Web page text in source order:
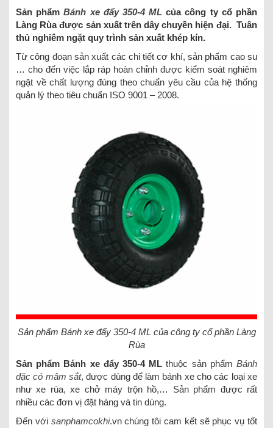
Sản phẩmBánh xe đẩy 350-4 ML của công ty cổ phần
Làng Rùa được sản xuất trên dây chuyền hiện đại. Tuân
thủ nghiêm ngặt quy trình sản xuất khép kín.
Từ công đoạn sản xuất các chi tiết cơ khí, sản phẩm cao su
… cho đến việc lắp ráp hoàn chỉnh được kiểm soát nghiêm
ngặt về chất lượng đúng theo chuẩn yêu cầu của hệ thống
quản lý theo tiêu chuẩn ISO 9001 – 2008.
Sản phẩm Bánh xe đẩy 350-4 ML của công ty cổ phần Làng
Rùa
Sản phẩm Bánh xe đẩy 350-4 ML thuộc sản phẩmBánh
đặc có mâm sắt, được dùng để làm bánh xe cho các loại xe
như xe rùa, xe chở máy trộn hồ,… Sản phẩm được rất
nhiều các đơn vị đặt hàng và tin dùng.
Đến với sanphamcokhi.vn chúng tôi cam kết sẽ phục vụ tốt